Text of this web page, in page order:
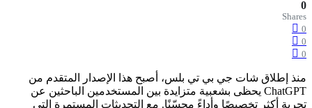
0
Shares
0
0
0
منذ إطلاق شات جي بي تي بلس، أصبح هذا الإصدار المتقدم من
ChatGPT يحظى بشعبية متزايدة بين المستخدمين الباحثين عن
تجربة أكثر تخصيصًا وأداءً محسّنًا. مع التحديثات المستمرة التي